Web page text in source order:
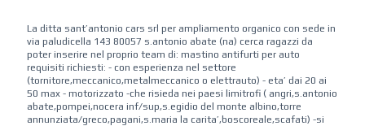
La ditta sant’antonio cars srl per ampliamento organico con sede in
via paludicella 143 80057 s.antonio abate (na) cerca ragazzi da
poter inserire nel proprio team di: mastino antifurti per auto
requisiti richiesti: - con esperienza nel settore
(tornitore,meccanico,metalmeccanico o elettrauto) - eta’ dai 20 ai
50 max - motorizzato -che risieda nei paesi limitrofi ( angri,s.antonio
abate,pompei,nocera inf/sup,s.egidio del monte albino,torre
annunziata/greco,pagani,s.maria la carita’,boscoreale,scafati) -si